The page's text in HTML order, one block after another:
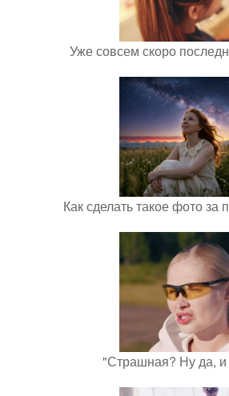
Уже совсем скоро
Как сделать такое фото за
"Страшная? Ну да, и